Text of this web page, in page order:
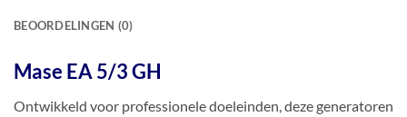
BEOORDELINGEN (0)
Mase EA 5/3 GH
Ontwikkeld voor professionele doeleinden, deze generatoren